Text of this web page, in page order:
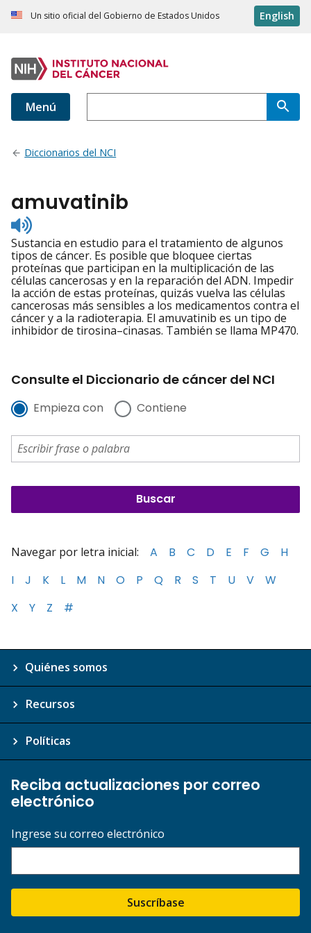
Un sitio oficial del Gobierno de Estados Unidos English
Menú
Diccionarios del NCI
amuvatinib
Listen
to
pronunciation
Sustancia en estudio para el tratamiento de algunos
tipos de cáncer. Es posible que bloquee ciertas
proteínas que participan en la multiplicación de las
células cancerosas y en la reparación del ADN. Impedir
la acción de estas proteínas, quizás vuelva las células
cancerosas más sensibles a los medicamentos contra el
cáncer y a la radioterapia. El amuvatinib es un tipo de
inhibidor de tirosina–cinasas. También se llama MP470.
Consulte el Diccionario de cáncer del NCI
Empieza con Contiene
Navegar por letra inicial: A B C D E F G
H
I
J K L M N O P Q R S T U V
W
X
Y Z #
Quiénes somos
Recursos
Políticas
Reciba actualizaciones por correo
electrónico
Ingrese su correo electrónico
Suscríbase